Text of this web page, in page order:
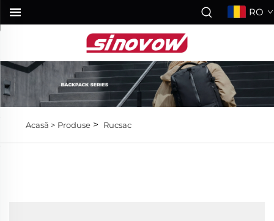
RO
Acasă > Produse> Rucsac